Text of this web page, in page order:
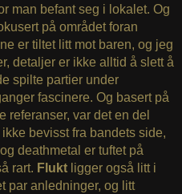
man befant seg i lokalet. Og
på området foran
er tiltet litt mot baren, og jeg
detaljer er ikke alltid å slett å
spilte partier under
fascinere. Og basert på
referanser, var det en del
bevisst fra bandets side,
deathmetal er tuftet på
rart. Flukt ligger også litt i
par anledninger, og litt